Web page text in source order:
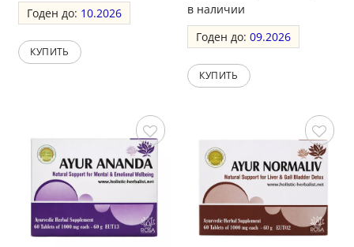
Годен до: 10.2026
КУПИТЬ
в наличии
Годен до:09.2026
КУПИТЬ
Сохранить Сохранить